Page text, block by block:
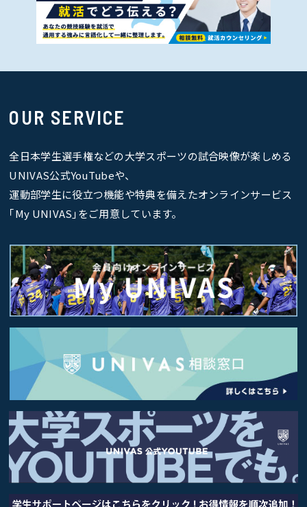
OUR SERVICE
全日本学生選手権などの大学スポーツの試合映像が楽しめる
UNIVAS公式YouTubeや、
運動部学生に役立つ機能や特典を備えたオンラインサービス
｢My UNIVAS｣をご用意しています。